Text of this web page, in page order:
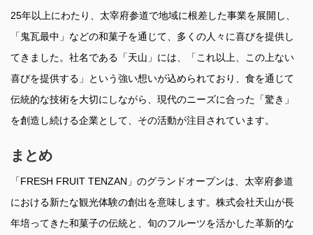
25年以上にわたり、太宰府参道で地域に根差した事業を展開し、
「鬼瓦最中」などの和菓子を通じて、多くの人々に喜びを提供し
てきました。社名である「天山」には、「これ以上、この上ない
喜びを提供する」という強い想いが込められており、食を通じて
伝統的な技術を大切にしながら、現代のニーズに合った「驚き」
を創造し続ける企業として、その活動が注目されています。
まとめ
「FRESH FRUIT TENZAN」のグランドオープンは、太宰府参道
における新たな観光体験の創出を意味します。株式会社天山が長
年培ってきた和菓子の伝統と、旬のフルーツを活かした革新的な